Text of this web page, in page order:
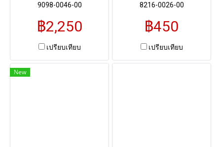
9098-0046-00
฿2,250
เปรียบเทียบ
8216-0026-00
฿450
เปรียบเทียบ
New